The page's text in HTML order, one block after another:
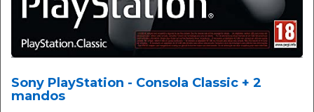
Sony PlayStation - Consola Classic + 2
mandos